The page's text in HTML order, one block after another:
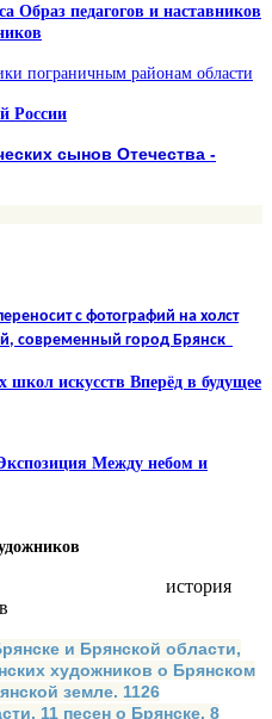
Образ педагогов и наставников
районам области
России
сынов Отечества -
с фотографий на холст
современный город Брянск
Вперёд в будущее
небом и
брянске история
и Брянской области,
художников о Брянском
земле. 1126
11 песен о Брянске. 8